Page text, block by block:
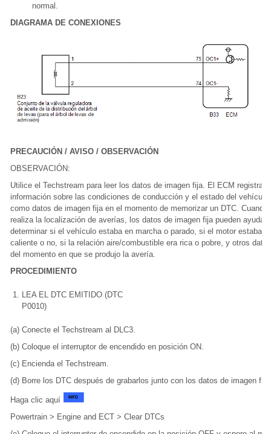
normal.
DIAGRAMA DE CONEXIONES
PRECAUCIÓN / AVISO / OBSERVACIÓN
OBSERVACIÓN:
Utilice el Techstream para leer los datos de imagen fija. El ECM registra
información sobre las condiciones de conducción y el estado del vehículo
como datos de imagen fija en el momento de memorizar un DTC. Cuando
realiza la localización de averías, los datos de imagen fija pueden
determinar si el vehículo estaba en marcha o parado, si el motor estaba
caliente o no, si la relación aire/combustible era rica o pobre, y otros datos
del momento en que se produjo la avería.
PROCEDIMIENTO
1. LEA EL DTC EMITIDO (DTC
P0010)
(a) Conecte el Techstream al DLC3.
(b) Coloque el interruptor de encendido en posición ON.
(c) Encienda el Techstream.
(d) Borre los DTC después de grabarlos junto con los datos de imagen fija.
Haga clic aquí
Powertrain > Engine and ECT > Clear DTCs